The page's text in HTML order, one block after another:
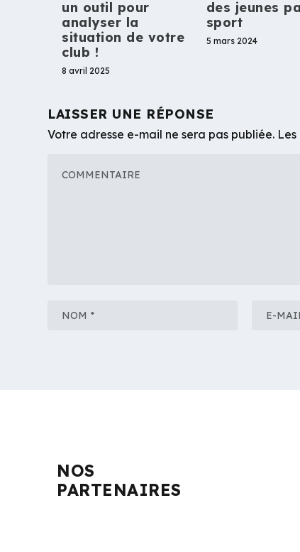
un outil pour
analyser la
situation de votre
club !
8 avril 2025
des jeunes
sport
5 mars 2024
LAISSER UNE RÉPONSE
Votre adresse e-mail ne sera pas publiée.
NOS
PARTENAIRES